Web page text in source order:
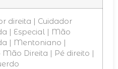
direita | Cuidador
| Especial | Mão
| Mentoniano |
Mão Direita | Pé direito |